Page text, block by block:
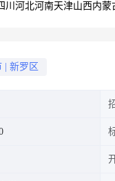
川 河北河南天津山西内蒙
新罗区